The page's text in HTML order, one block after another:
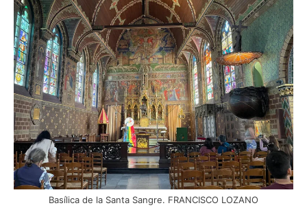
Basílica de la Santa Sangre. FRANCISCO LOZANO